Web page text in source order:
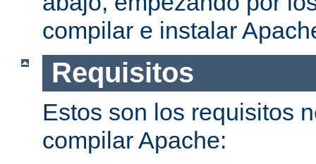
compilar e instalar
Requisitos
Estos son los requisitos
compilar Apache: